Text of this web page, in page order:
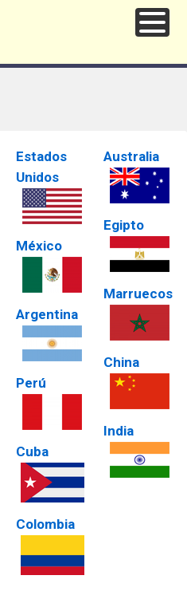
Estados
Unidos
México
Argentina
Perú
Cuba
Colombia
Australia
Egipto
Marruecos
China
India